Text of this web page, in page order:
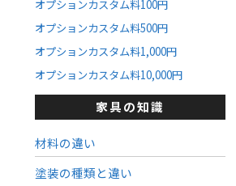
オプションカスタム料100円
オプションカスタム料500円
オプションカスタム料1,000円
オプションカスタム料10,000円
家具の知識
材料の違い
塗装の種類と違い